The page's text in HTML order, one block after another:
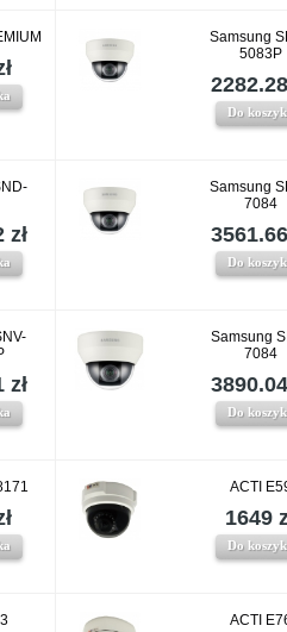
Samsung
5083P
Do
zł
Samsung
7084
Do
zł
Samsung
7084
Do
ACTI
1649
Do
ACTI